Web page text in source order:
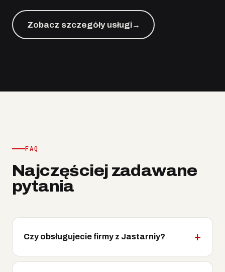
Zobacz szczegóły usługi→
FAQ
Najczęściej zadawane
pytania
Czy obsługujecie firmy z Jastarniy?